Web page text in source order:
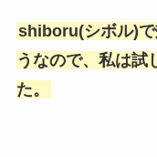
shiboru(シボル)で
うなので、私は試
た。